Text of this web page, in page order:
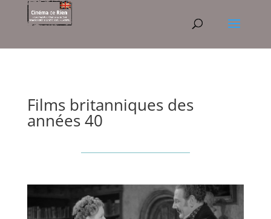
Films britanniques des
années 40